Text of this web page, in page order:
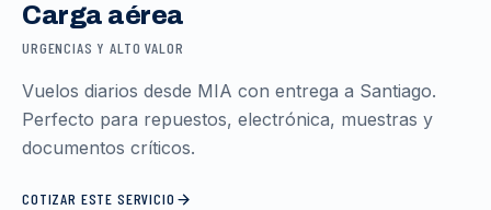
Carga aérea
URGENCIAS Y ALTO VALOR
Vuelos diarios desde MIA con entrega a Santiago.
Perfecto para repuestos, electrónica, muestras y
documentos críticos.
COTIZAR ESTE SERVICIO